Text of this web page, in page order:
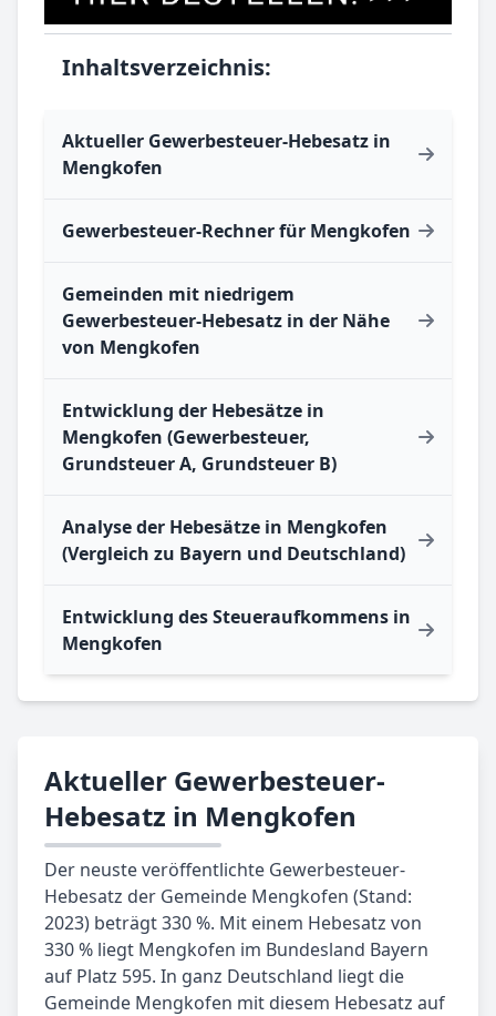
Inhaltsverzeichnis:
Aktueller Gewerbesteuer-Hebesatz in
Mengkofen
Gewerbesteuer-Rechner für Mengkofen
Gemeinden mit niedrigem
Gewerbesteuer-Hebesatz in der Nähe
von Mengkofen
Entwicklung der Hebesätze in
Mengkofen (Gewerbesteuer,
Grundsteuer A, Grundsteuer B)
Analyse der Hebesätze in Mengkofen
(Vergleich zu Bayern und Deutschland)
Entwicklung des Steueraufkommens in
Mengkofen
Aktueller Gewerbesteuer-
Hebesatz in Mengkofen
Der neuste veröffentlichte Gewerbesteuer-
Hebesatz der Gemeinde Mengkofen (Stand:
2023) beträgt 330 %. Mit einem Hebesatz von
330 % liegt Mengkofen im Bundesland Bayern
auf Platz 595. In ganz Deutschland liegt die
Gemeinde Mengkofen mit diesem Hebesatz auf